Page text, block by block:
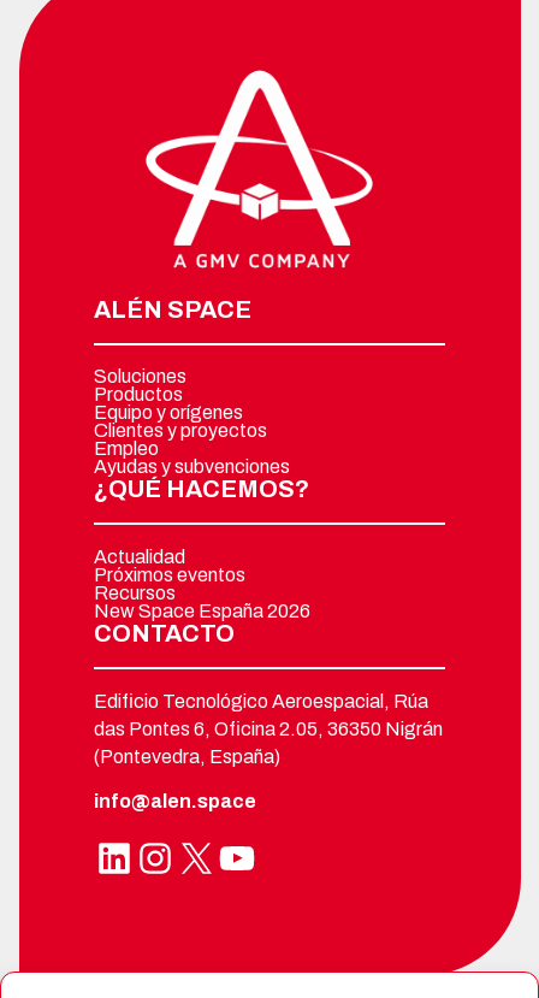
ALÉN SPACE
Soluciones
Productos
Equipo y orígenes
Clientes y proyectos
Empleo
Ayudas y subvenciones
¿QUÉ HACEMOS?
Actualidad
Próximos eventos
Recursos
New Space España 2026
CONTACTO
Edificio Tecnológico Aeroespacial, Rúa
das Pontes 6, Oficina 2.05, 36350 Nigrán
(Pontevedra, España)
info@alen.space
LinkedIn Instagram X YouTube